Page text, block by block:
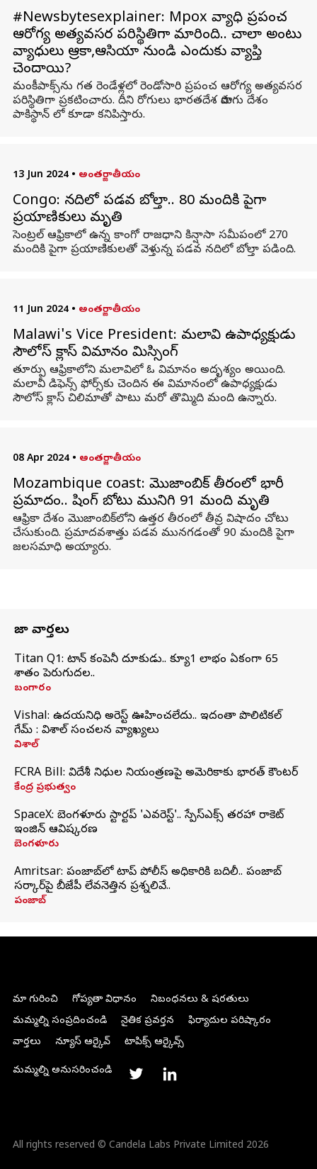
#Newsbytesexplainer: Mpox వ్యాధి ప్రపంచ
ఆరోగ్య అత్యవసర పరిస్థితిగా మారింది.. చాలా అంటు
వ్యాధులు ఆఫ్రికా,ఆసియా నుండి ఎందుకు వ్యాప్తి
చెందాయి?
మంకీపాక్స్‌ను గత రెండేళ్లలో రెండోసారి ప్రపంచ ఆరోగ్య అత్యవసర
పరిస్థితిగా ప్రకటించారు. దీని రోగులు భారతదేశ పొరుగు దేశం
పాకిస్థాన్ లో కూడా కనిపిస్తారు.
13 Jun 2024 • అంతర్జాతీయం
Congo: నదిలో పడవ బోల్తా.. 80 మందికి పైగా
ప్రయాణికులు మృతి
సెంట్రల్ ఆఫ్రికాలో ఉన్న కాంగో రాజధాని కిన్షాసా సమీపంలో 270
మందికి పైగా ప్రయాణికులతో వెళ్తున్న పడవ నదిలో బోల్తా పడింది.
11 Jun 2024 • అంతర్జాతీయం
Malawi's Vice President: మలావి ఉపాధ్యక్షుడు
సౌలోస్ క్లాస్ విమానం మిస్సింగ్
తూర్పు ఆఫ్రికాలోని మలావిలో ఓ విమానం అదృశ్యం అయింది.
మలావీ డిఫెన్స్ ఫోర్స్‌కు చెందిన ఈ విమానంలో ఉపాధ్యక్షుడు
సౌలోస్ క్లాస్ చిలిమాతో పాటు మరో తొమ్మిది మంది ఉన్నారు.
08 Apr 2024 • అంతర్జాతీయం
Mozambique coast: మొజాంబిక్ తీరంలో భారీ
ప్రమాదం.. ఫిషింగ్ బోటు మునిగి 91 మంది మృతి
ఆఫ్రికా దేశం మొజాంబిక్‌లోని ఉత్తర తీరంలో తీవ్ర విషాదం చోటు
చేసుకుంది. ప్రమాదవశాత్తు పడవ మునగడంతో 90 మందికి పైగా
జలసమాధి అయ్యారు.
తాజా వార్తలు
Titan Q1: టైటాన్ కంపెనీ దూకుడు.. క్యూ1 లాభం ఏకంగా 65
శాతం పెరుగుదల..
బంగారం
Vishal: ఉదయనిధి అరెస్ట్‌ ఊహించలేదు.. ఇదంతా పొలిటికల్
గేమ్ : విశాల్ సంచలన వ్యాఖ్యలు
విశాల్
FCRA Bill: విదేశీ నిధుల నియంత్రణపై అమెరికాకు భారత్‌ కౌంటర్
కేంద్ర ప్రభుత్వం
SpaceX: బెంగళూరు స్టార్టప్‌ 'ఎవరెస్ట్'.. స్పేస్‌ఎక్స్ తరహా రాకెట్‌
ఇంజిన్‌ ఆవిష్కరణ
బెంగళూరు
Amritsar: పంజాబ్‌లో టాప్ పోలీస్ అధికారికి బదిలీ.. పంజాబ్
సర్కార్‌పై బీజేపీ లేవనెత్తిన ప్రశ్నలివే..
పంజాబ్
మా గురించి గోప్యతా విధానం
నిబంధనలు & షరతులు
మమ్మల్ని సంప్రదించండి
నైతిక ప్రవర్తన
ఫిర్యాదుల పరిష్కారం
వార్తలు
న్యూస్ ఆర్కైవ్ టాపిక్స్ ఆర్కైవ్స్
మమ్మల్ని అనుసరించండి
All rights reserved © Candela Labs Private Limited 2026